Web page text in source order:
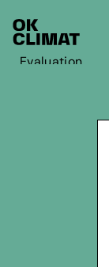
Evaluation